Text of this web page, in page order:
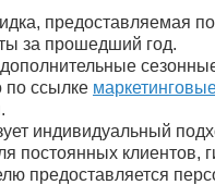
предоставляемая
за прошедший год.
по ссылке
индивидуальный
постоянных клиентов,
предоставляется